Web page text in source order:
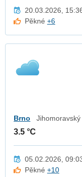
20.03.2026,
Pěkné+6
Brno Jihomoravský
3.5 °C
05.02.2026,
Pěkné+10